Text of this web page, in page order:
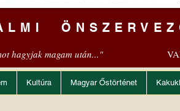
hagyjak magam után..."
Kultúra Magyar Őstörténet